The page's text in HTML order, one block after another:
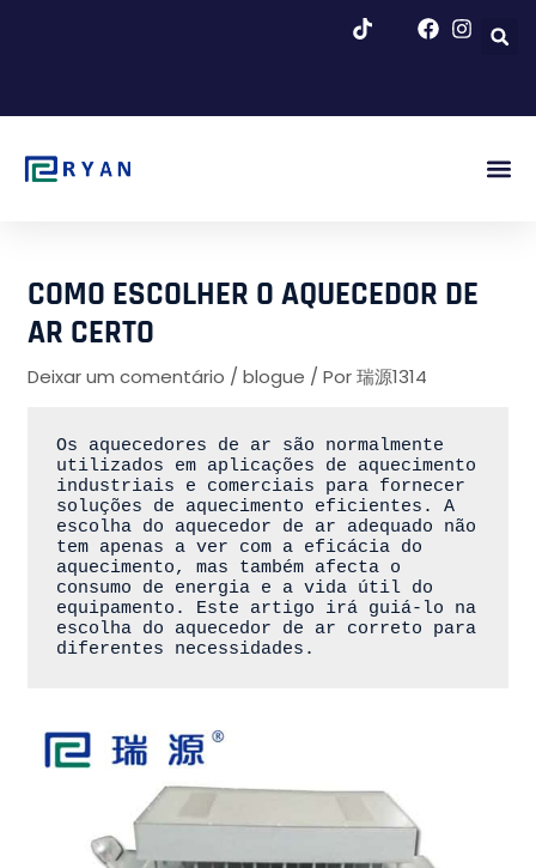
COMO ESCOLHER O AQUECEDOR DE
AR CERTO
Deixar um comentário /blogue / Por瑞源1314
Os aquecedores de ar são normalmente
utilizados em aplicações de aquecimento
industriais e comerciais para fornecer
soluções de aquecimento eficientes. A
escolha do aquecedor de ar adequado não
tem apenas a ver com a eficácia do
aquecimento, mas também afecta o
consumo de energia e a vida útil do
equipamento. Este artigo irá guiá-lo na
escolha do aquecedor de ar correto para
diferentes necessidades.